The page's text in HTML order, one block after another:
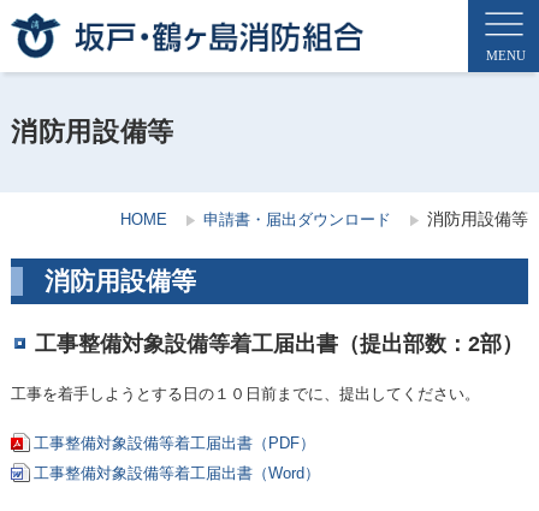
消防用設備等
HOME 申請書・届出ダウンロード 消防用設備等
消防用設備等
工事整備対象設備等着工届出書（提出部数：2部）
工事を着手しようとする日の１０日前までに、提出してください。
工事整備対象設備等着工届出書（PDF）
工事整備対象設備等着工届出書 （Word）